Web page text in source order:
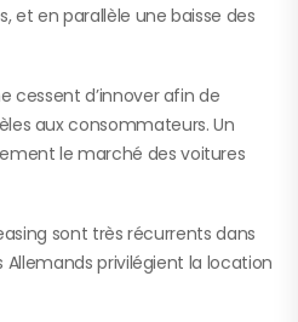
et en parallèle une baisse des
cessent d’innover afin de
aux consommateurs. Un
le marché des voitures
sont très récurrents dans
Allemands privilégient la location